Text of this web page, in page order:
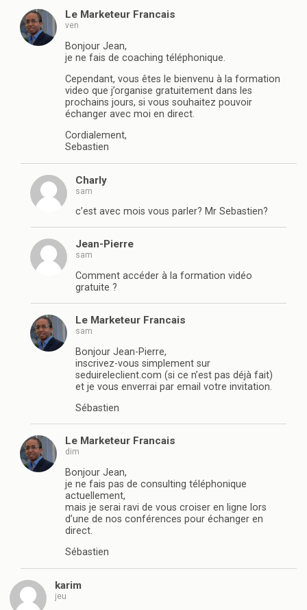
Le Marketeur Francais
ven
Bonjour Jean,
je ne fais de coaching téléphonique.
Cependant, vous êtes le bienvenu à la formation
video que j’organise gratuitement dans les
prochains jours, si vous souhaitez pouvoir
échanger avec moi en direct.
Cordialement,
Sebastien
Charly
sam
c’est avec mois vous parler? Mr Sebastien?
Jean-Pierre
sam
Comment accéder à la formation vidéo
gratuite ?
Le Marketeur Francais
sam
Bonjour Jean-Pierre,
inscrivez-vous simplement sur
seduireleclient.com (si ce n’est pas déjà fait)
et je vous enverrai par email votre invitation.
Sébastien
Le Marketeur Francais
dim
Bonjour Jean,
je ne fais pas de consulting téléphonique
actuellement,
mais je serai ravi de vous croiser en ligne lors
d’une de nos conférences pour échanger en
direct.
Sébastien
karim
jeu